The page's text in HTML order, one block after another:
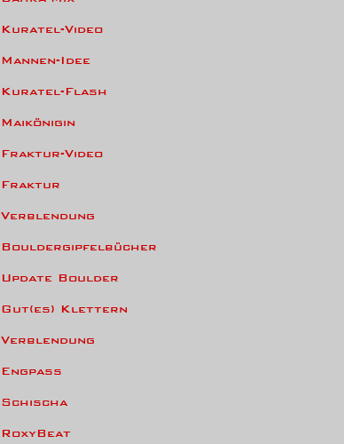
Kuratel-Video
Mannen-Idee
Kuratel-Flash
Maikönigin
Fraktur-Video
Fraktur
Verblendung
Bouldergipfelbücher
Update Boulder
Gut(es) Klettern
Verblendung
Engpass
Schischa
RoxyBeat